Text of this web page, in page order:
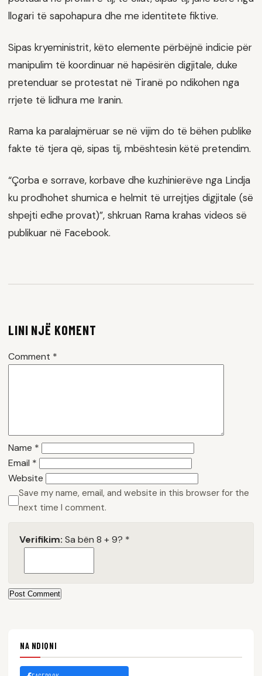
llogari të sapohapura dhe me identitete fiktive.
Sipas kryeministrit, këto elemente përbëjnë indicie për
manipulim të koordinuar në hapësirën digjitale, duke
pretenduar se protestat në Tiranë po ndikohen nga
rrjete të lidhura me Iranin.
Rama ka paralajmëruar se në vijim do të bëhen publike
fakte të tjera që, sipas tij, mbështesin këtë pretendim.
“Çorba e sorrave, korbave dhe kuzhinierëve nga Lindja
ku prodhohet shumica e helmit të urrejtjes digjitale (së
shpejti edhe provat)”, shkruan Rama krahas videos së
publikuar në Facebook.
LINI NJË KOMENT
Comment *
Name *
Email *
Website
Save my name, email, and website in this browser for the
next time I comment.
Verifikim: Sa bën 8 + 9? *
Post Comment
NA NDIQNI